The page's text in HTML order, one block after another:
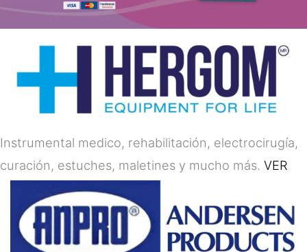
Instrumental medico, rehabilitación, electrocirugía,
curación, estuches, maletines y mucho más. VER